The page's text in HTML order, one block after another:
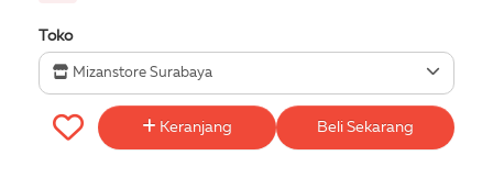
Toko
Mizanstore Surabaya
Keranjang Beli Sekarang